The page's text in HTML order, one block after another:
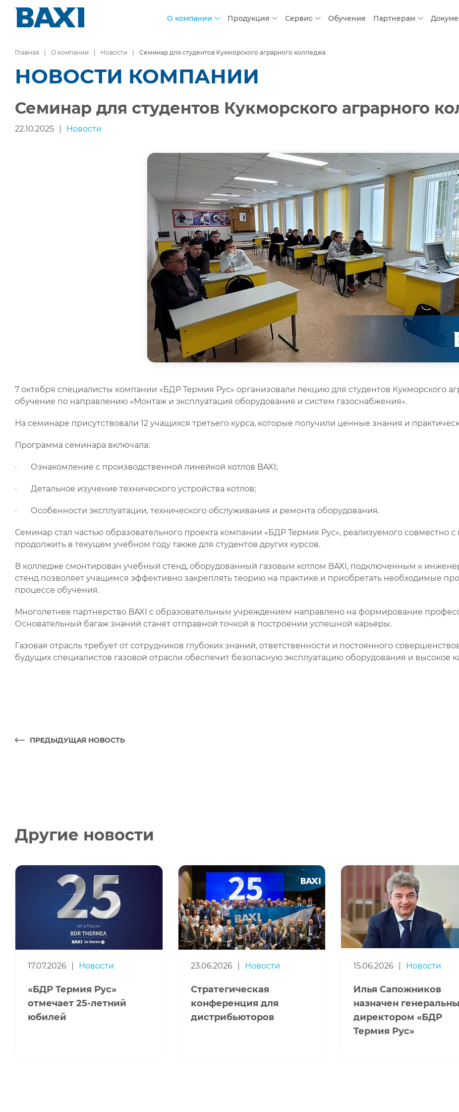
О компании Продукция Сервис Обучение Партнерам
Главная О компании Новости Семинар для студентов Кукморского аграрного колледжа
НОВОСТИ КОМПАНИИ
Семинар для студентов Кукморского аграрного
22.10.2025 Новости
7 октября специалисты компании «БДР Термия Рус» организовали лекцию для студентов Кукморского
обучение по направлению «Монтаж и эксплуатация оборудования и систем газоснабжения».
На семинаре присутствовали 12 учащихся третьего курса, которые получили ценные знания и
Программа семинара включала:
· Ознакомление с производственной линейкой котлов BAXI;
· Детальное изучение технического устройства котлов;
· Особенности эксплуатации, технического обслуживания и ремонта оборудования.
Семинар стал частью образовательного проекта компании «БДР Термия Рус», реализуемого совместно
продолжить в текущем учебном году также для студентов других курсов.
В колледже смонтирован учебный стенд, оборудованный газовым котлом BAXI, подключенным к
стенд позволяет учащимся эффективно закреплять теорию на практике и приобретать необходимые
процессе обучения.
Многолетнее партнерство BAXI с образовательным учреждением направлено на формирование
Основательный багаж знаний станет отправной точкой в построении успешной карьеры.
Газовая отрасль требует от сотрудников глубоких знаний, ответственности и постоянного
будущих специалистов газовой отрасли обеспечит безопасную эксплуатацию оборудования и высокое
ПРЕДЫДУЩАЯ НОВОСТЬ
Другие новости
17.07.2026 Новости
«БДР Термия Рус»
отмечает 25-летний
юбилей
23.06.2026 Новости
Стратегическая
конференция для
дистрибьюторов
15.06.2026 Новости
Илья Сапожников
назначен
директором «БДР
Термия Рус»